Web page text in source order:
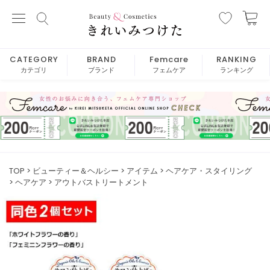
CATEGORY
カテゴリ
BRAND
ブランド
Femcare
フェムケア
RANKING
ランキング
TOP ビューティー＆ヘルシー アイテム
ヘアケア・スタイリング
ヘアケア
アウトバストリートメント